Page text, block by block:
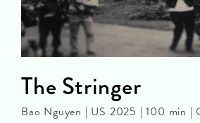
The Stringer
Bao Nguyen | US 2025 | 100 min |